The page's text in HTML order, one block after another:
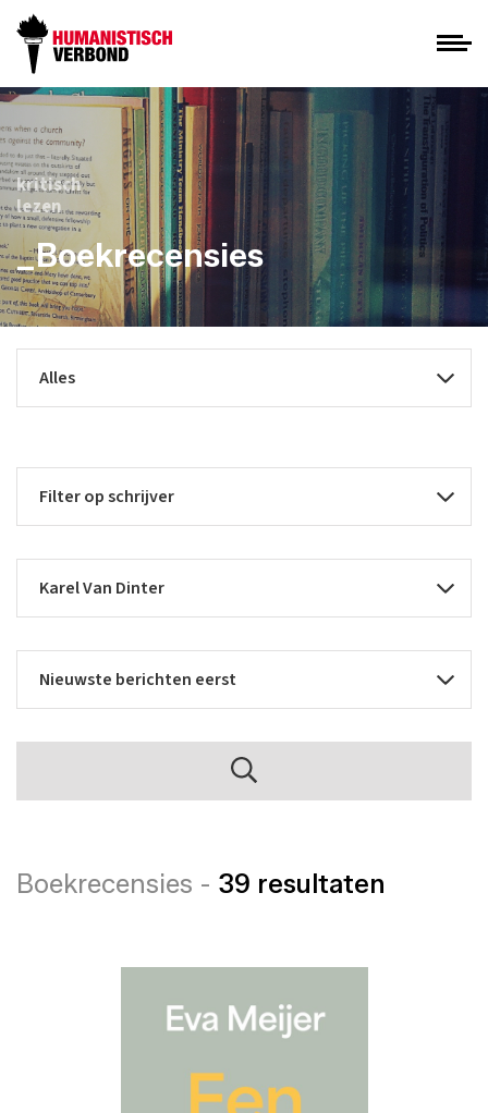
kritisch
lezen
_Boekrecensies
Boekrecensies - 39 resultaten